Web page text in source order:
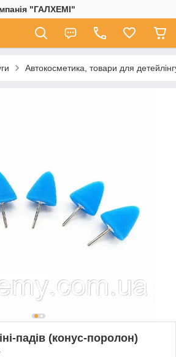
"ГАЛХЕМІ"
Автокосметика, товари для
падів (конус-поролон)